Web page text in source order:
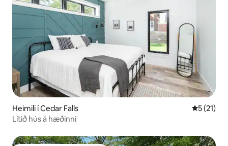
Heimili í Cedar Falls 5 af 5 í
5 (21)
Lítið hús á hæðinni